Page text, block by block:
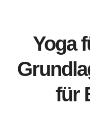
Yoga
für